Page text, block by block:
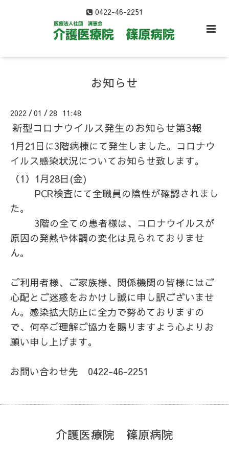
0422-46-2251
お知らせ
2022 /01 / 28 11:48
新型コロナウイルス発生のお知らせ第3報
1月21日に3階病棟にて発生しました。コロナウ
イルス感染状況についてお知らせ致します。
（1）1月28日(金)
PCR検査にて全職員の陰性が確認されまし
た。
3階の全ての患者様は、コロナウイルスが
原因の発熱や体調の変化は見られておりませ
ん。
ご利用者様、ご家族様、関係機関の皆様にはご
心配とご迷惑をおかけし誠に申し訳ございませ
ん。感染拡大防止に全力で努めておりますの
で、何卒ご理解ご協力を賜りますよう心よりお
願い申し上げます。
お問い合わせ先 0422-46-2251
介護医療院 篠原病院